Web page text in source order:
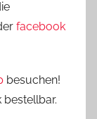
facebook
besuchen!
bestellbar.